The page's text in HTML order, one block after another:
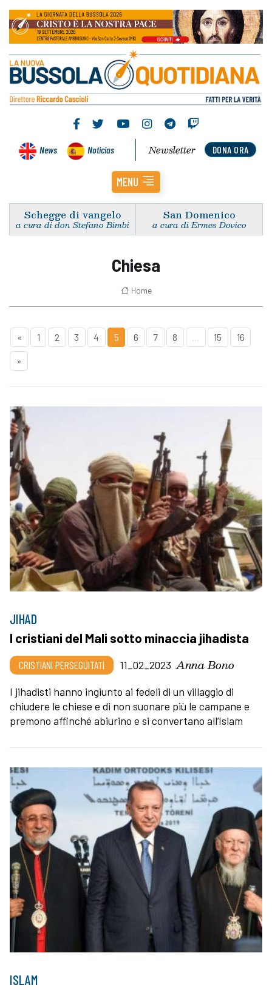
News Noticias DONA ORA
Newsletter
MENU
Schegge di vangelo
a cura di don Stefano Bimbi
San Domenico
a cura di Ermes Dovico
Chiesa
Home
« 1 2 3 4 5 6 7 8 15 16
»
JIHAD
I cristiani del Mali sotto minaccia jihadista
CRISTIANI PERSEGUITATI 11_02_2023 Anna Bono
I jihadisti hanno ingiunto ai fedeli di un villaggio di
chiudere le chiese e di non suonare più le campane e
premono affinché abiurino e si convertano all’Islam
ISLAM